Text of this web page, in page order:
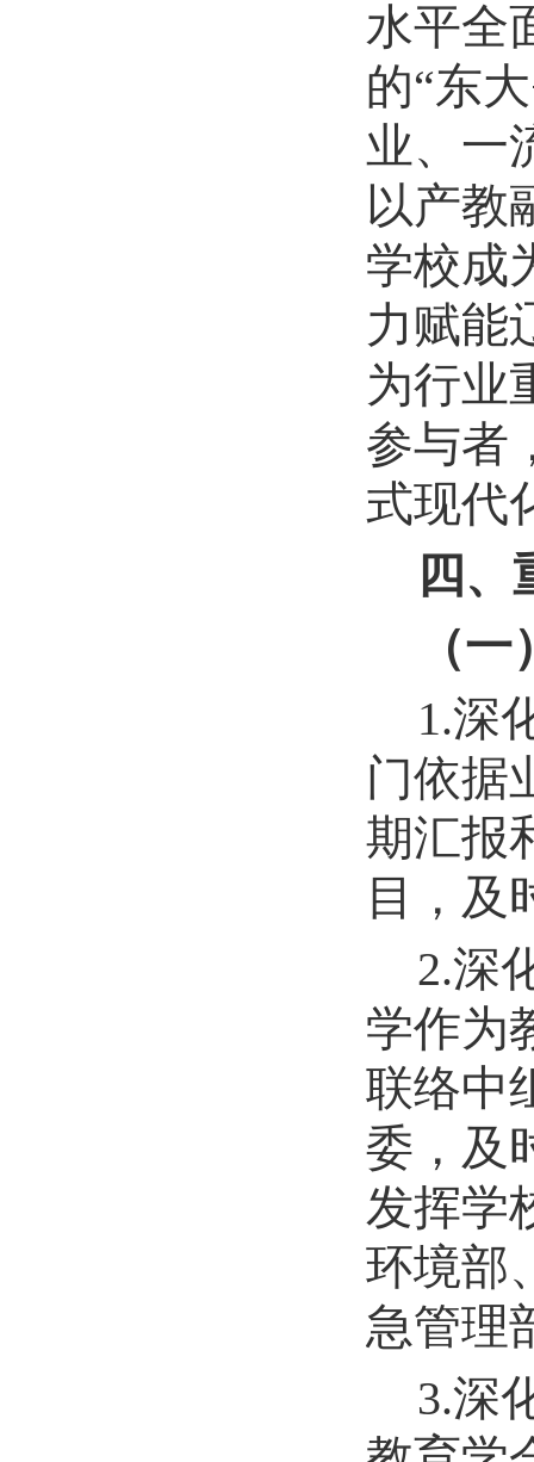
水平全
的“东
业、一
以产教
学校成
力赋能
为行业
参与者
式现代
四、
（
1.深
门依据
期汇报
目，及
2.深
学作为
联络中
委，及
发挥学
环境部
急管理
3.深